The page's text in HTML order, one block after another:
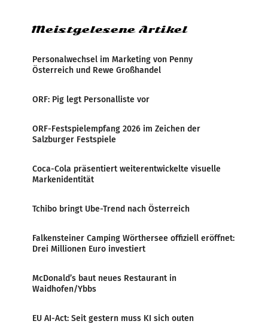
Meistgelesene Artikel
Personalwechsel im Marketing von Penny
Österreich und Rewe Großhandel
ORF: Pig legt Personalliste vor
ORF-Festspielempfang 2026 im Zeichen der
Salzburger Festspiele
Coca-Cola präsentiert weiterentwickelte visuelle
Markenidentität
Tchibo bringt Ube-Trend nach Österreich
Falkensteiner Camping Wörthersee offiziell eröffnet:
Drei Millionen Euro investiert
McDonald’s baut neues Restaurant in
Waidhofen/Ybbs
EU AI-Act: Seit gestern muss KI sich outen